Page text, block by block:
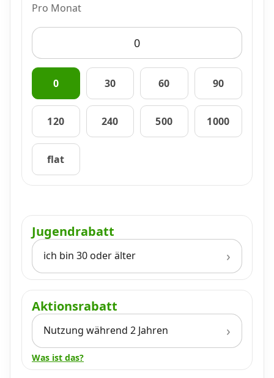
Pro Monat
0 30 60 90
120 240 500 1000
flat
Jugendrabatt
ich bin 30 oder älter
Aktionsrabatt
Nutzung während 2 Jahren
Was ist das?